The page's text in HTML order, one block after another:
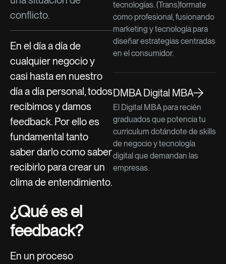
conflicto.
En el día a día de
cualquier negocio y
casi hasta en nuestro
día a día personal, todos
recibimos y damos
feedback. Por ello es
fundamental tanto
saber darlo como saber
recibirlo para crear un
clima de entendimiento.
¿Qué es el
feedback?
En un proceso
tecnologías. (Trans)formate
como profesional, fusionando
marketing y tecnología para
diseñar estrategias centradas
en el consumidor.
DMBA Digital MBA
El Digital MBA para recién
graduados que potencia tu
curriculum dotándote de skills
de negocio y tecnología
digital que demandan las
empresas.